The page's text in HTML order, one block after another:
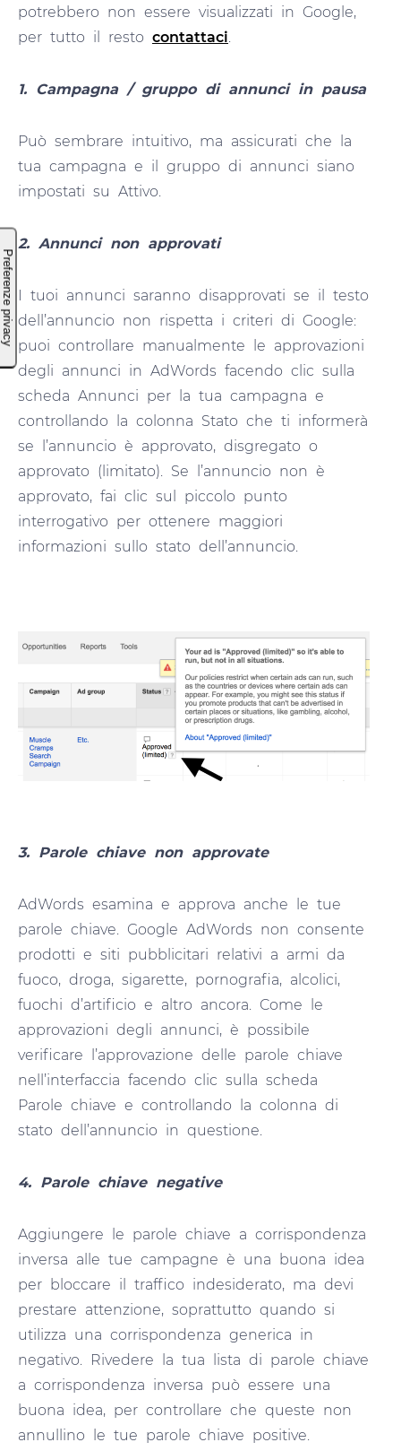
potrebbero non essere visualizzati in Google,
per tutto il resto contattaci
1. Campagna / gruppo di annunci in pausa
Può sembrare intuitivo, ma assicurati che la
tua campagna e il gruppo di annunci siano
impostati su Attivo.
2. Annunci non approvati
I tuoi annunci saranno disapprovati se il testo
dell’annuncio non rispetta i criteri di Google:
puoi controllare manualmente le approvazioni
degli annunci in AdWords facendo clic sulla
scheda Annunci per la tua campagna e
controllando la colonna Stato che ti informerà
se l’annuncio è approvato, disgregato o
approvato (limitato). Se l’annuncio non è
approvato, fai clic sul piccolo punto
interrogativo per ottenere maggiori
informazioni sullo stato dell’annuncio.
3. Parole chiave non approvate
AdWords esamina e approva anche le tue
parole chiave. Google AdWords non consente
prodotti e siti pubblicitari relativi a armi da
fuoco, droga, sigarette, pornografia, alcolici,
fuochi d’artificio e altro ancora. Come le
approvazioni degli annunci, è possibile
verificare l’approvazione delle parole chiave
nell’interfaccia facendo clic sulla scheda
Parole chiave e controllando la colonna di
stato dell’annuncio in questione.
4. Parole chiave negative
Aggiungere le parole chiave a corrispondenza
inversa alle tue campagne è una buona idea
per bloccare il traffico indesiderato, ma devi
prestare attenzione, soprattutto quando si
utilizza una corrispondenza generica in
negativo. Rivedere la tua lista di parole chiave
a corrispondenza inversa può essere una
buona idea, per controllare che queste non
annullino le tue parole chiave positive.